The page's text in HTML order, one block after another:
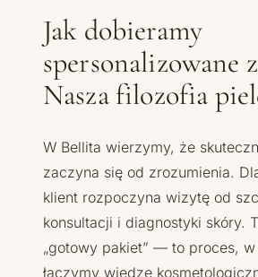
Jak dobieramy
spersonalizowane
Nasza filozofia
W Bellita wierzymy, że
zaczyna się od zrozumienia.
klient rozpoczyna wizytę od
konsultacji i diagnostyki skóry.
„gotowy pakiet” — to proces,
łączymy wiedzę